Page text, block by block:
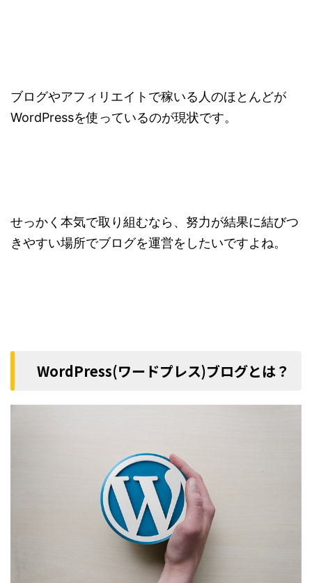
ブログやアフィリエイトで稼いる人のほとんどが
WordPressを使っているのが現状です。
せっかく本気で取り組むなら、努力が結果に結びつ
きやすい場所でブログを運営をしたいですよね。
WordPress(ワードプレス)ブログとは？